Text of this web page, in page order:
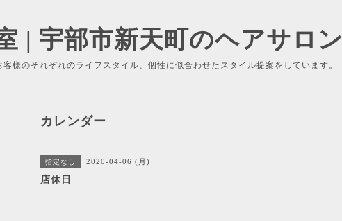
| 宇部市新天町のヘアサロン
様のそれぞれのライフスタイル、個性に似合わせたスタイル提案をしています。
カレンダー
指定なし 2020-04-06 (月)
店休日